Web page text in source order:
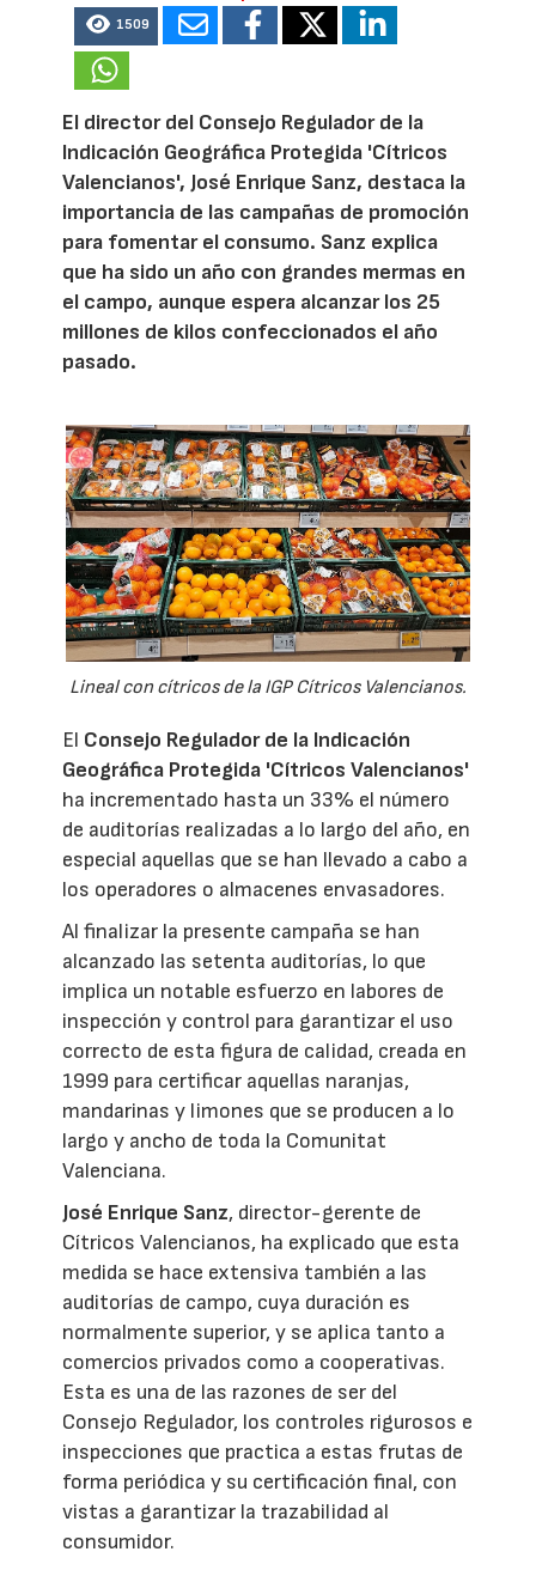
1509
El director del Consejo Regulador de la
Indicación Geográfica Protegida 'Cítricos
Valencianos', José Enrique Sanz, destaca la
importancia de las campañas de promoción
para fomentar el consumo. Sanz explica
que ha sido un año con grandes mermas en
el campo, aunque espera alcanzar los 25
millones de kilos confeccionados el año
pasado.
Lineal con cítricos de la IGP Cítricos Valencianos.
El Consejo Regulador de la Indicación
Geográfica Protegida 'Cítricos Valencianos'
ha incrementado hasta un 33% el número
de auditorías realizadas a lo largo del año, en
especial aquellas que se han llevado a cabo a
los operadores o almacenes envasadores.
Al finalizar la presente campaña se han
alcanzado las setenta auditorías, lo que
implica un notable esfuerzo en labores de
inspección y control para garantizar el uso
correcto de esta figura de calidad, creada en
1999 para certificar aquellas naranjas,
mandarinas y limones que se producen a lo
largo y ancho de toda la Comunitat
Valenciana.
José Enrique Sanz, director-gerente de
Cítricos Valencianos, ha explicado que esta
medida se hace extensiva también a las
auditorías de campo, cuya duración es
normalmente superior, y se aplica tanto a
comercios privados como a cooperativas.
Esta es una de las razones de ser del
Consejo Regulador, los controles rigurosos e
inspecciones que practica a estas frutas de
forma periódica y su certificación final, con
vistas a garantizar la trazabilidad al
consumidor.